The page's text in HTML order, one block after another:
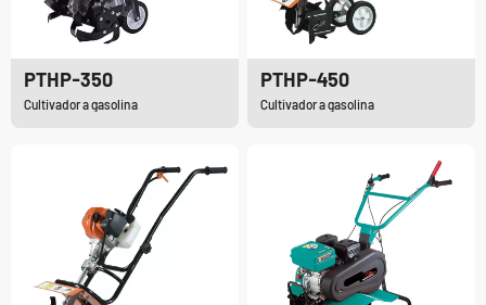
PTHP-350
Cultivador a gasolina
PTHP-450
Cultivador a gasolina